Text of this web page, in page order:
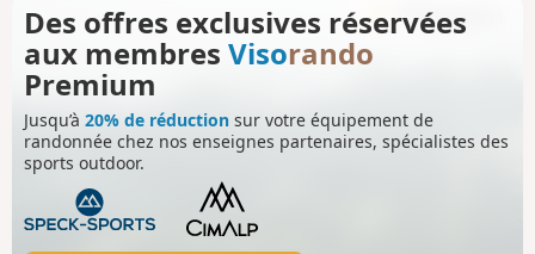
Des offres exclusives réservées
aux membres Visorando
Premium
Jusqu’à 20% de réduction sur votre équipement de
randonnée chez nos enseignes partenaires, spécialistes des
sports outdoor.